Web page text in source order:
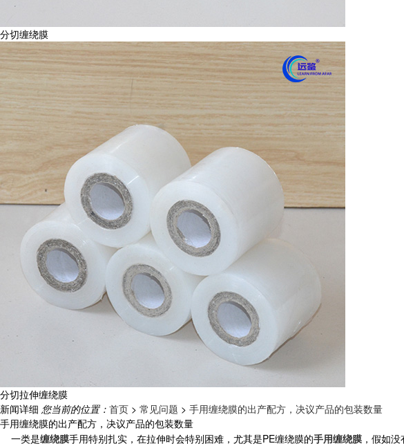
分切缠绕膜
分切拉伸缠绕膜
新闻详细 您当前的位置： 首页 > 常见问题 > 手用缠绕膜的出产配方，决议产品的包装数量
手用缠绕膜的出产配方，决议产品的包装数量
一类是缠绕膜手用特别扎实，在拉伸时会特别困难，尤其是PE缠绕膜的手用缠绕膜 ，假如